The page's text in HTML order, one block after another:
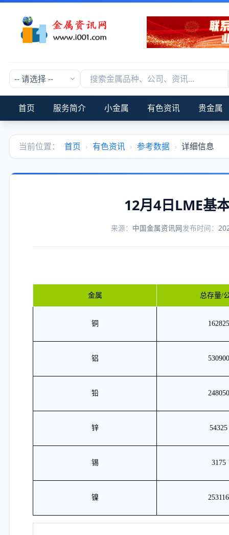
首页 服务简介 小金属 有色资讯 贵金属
当前位置： 首页 › 有色资讯 › 参考数据 › 详细信息
12月4日LME基
来源： 中国金属资讯网发布时间：
金属 总存量/
铜 162825
铝 530900
铅 248050
锌 54325
锡 3175
镍 253116